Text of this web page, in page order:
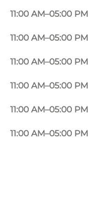
11:00 AM–05:00 PM
11:00 AM–05:00 PM
11:00 AM–05:00 PM
11:00 AM–05:00 PM
11:00 AM–05:00 PM
11:00 AM–05:00 PM